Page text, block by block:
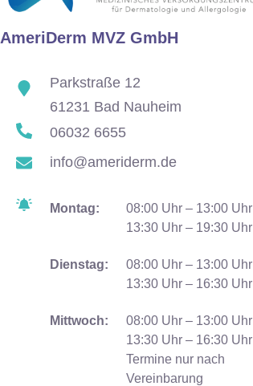
AmeriDerm MVZ GmbH
Parkstraße 12
61231 Bad Nauheim
06032 6655
info@ameriderm.de
Montag:
08:00 Uhr – 13:00 Uhr
13:30 Uhr – 19:30 Uhr
Dienstag:
08:00 Uhr – 13:00 Uhr
13:30 Uhr – 16:30 Uhr
Mittwoch:
08:00 Uhr – 13:00 Uhr
13:30 Uhr – 16:30 Uhr
Termine nur nach
Vereinbarung